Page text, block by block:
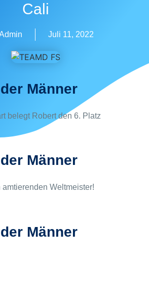
Cali
Juli 11, 2022
Männer
belegt Robert den 6. Platz
Männer
Weltmeister!
Männer